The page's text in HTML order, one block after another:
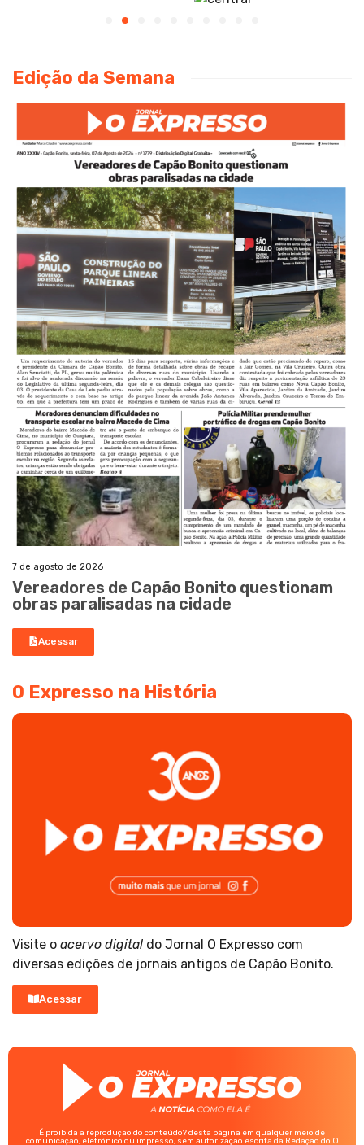
Edição da Semana
7 de agosto de 2026
Vereadores de Capão Bonito questionam
obras paralisadas na cidade
Acessar
O Expresso na História
Visite o acervo digital do Jornal O Expresso com
diversas edições de jornais antigos de Capão Bonito.
Acessar
É proibida a reprodução do conteúdo? desta página em qualquer meio de
comunicação, eletrônico ou impresso, sem autorização escrita da Redação do O